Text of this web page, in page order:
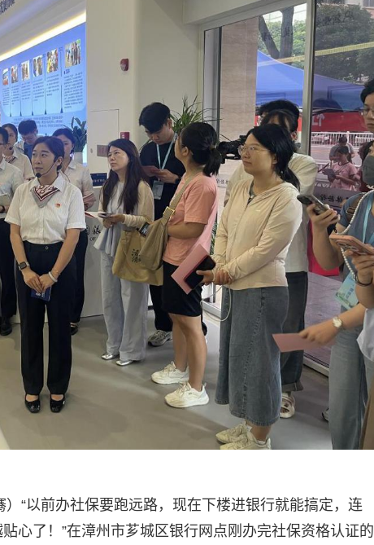
“以前办社保要跑远路，现在下楼进银行就能搞定，连
心了！”在漳州市芗城区银行网点刚办完社保资格认证的